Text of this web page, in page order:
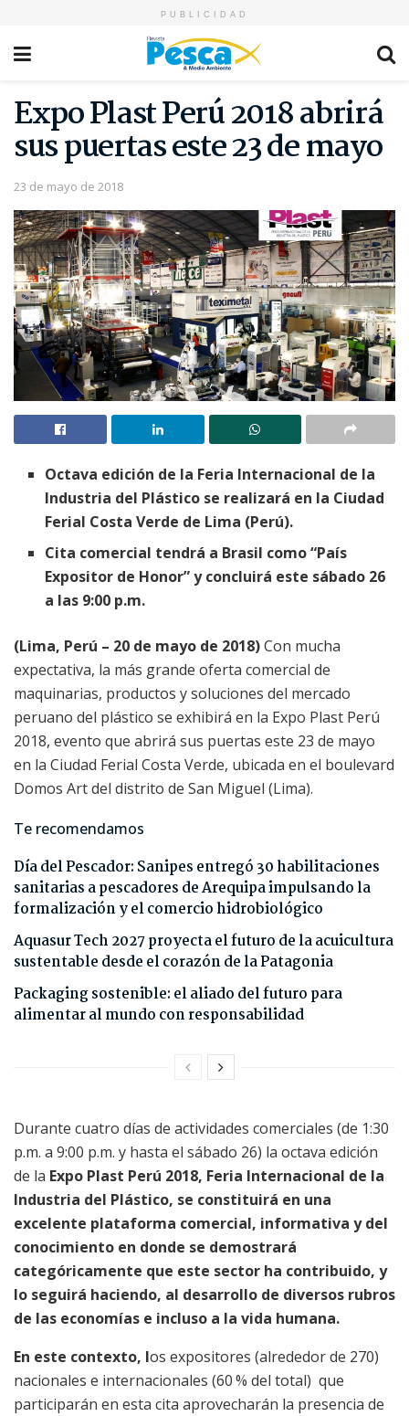
PUBLICIDAD
Expo Plast Perú 2018 abrirá
sus puertas este 23 de mayo
23 de mayo de 2018
Octava edición de la Feria Internacional de la
Industria del Plástico se realizará en la Ciudad
Ferial Costa Verde de Lima (Perú).
Cita comercial tendrá a Brasil como “País
Expositor de Honor” y concluirá este sábado 26
a las 9:00 p.m.
(Lima, Perú – 20 de mayo de 2018)Con mucha
expectativa, la más grande oferta comercial de
maquinarias, productos y soluciones del mercado
peruano del plástico se exhibirá en la Expo Plast Perú
2018, evento que abrirá sus puertas este 23 de mayo
en la Ciudad Ferial Costa Verde, ubicada en el boulevard
Domos Art del distrito de San Miguel (Lima).
Te recomendamos
Día del Pescador: Sanipes entregó 30 habilitaciones
sanitarias a pescadores de Arequipa impulsando la
formalización y el comercio hidrobiológico
Aquasur Tech 2027 proyecta el futuro de la acuicultura
sustentable desde el corazón de la Patagonia
Packaging sostenible: el aliado del futuro para
alimentar al mundo con responsabilidad
Durante cuatro días de actividades comerciales (de 1:30
p.m. a 9:00 p.m. y hasta el sábado 26) la octava edición
de la Expo Plast Perú 2018, Feria Internacional de la
Industria del Plástico, se constituirá en una
excelente plataforma comercial, informativa y del
conocimiento en donde se demostrará
categóricamente que este sector ha contribuido, y
lo seguirá haciendo, al desarrollo de diversos rubros
de las economías e incluso a la vida humana.
En este contexto, los expositores (alrededor de 270)
nacionales e internacionales (60 % del total) que
participarán en esta cita aprovecharán la presencia de